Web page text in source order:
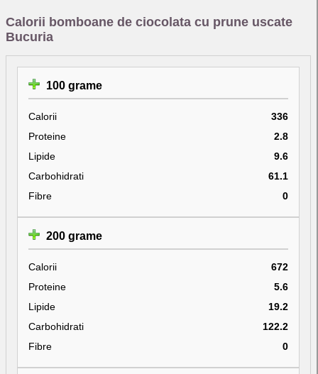
Calorii bomboane de ciocolata cu prune uscate
Bucuria
100 grame
Calorii
336
Proteine
2.8
Lipide
9.6
Carbohidrati
61.1
Fibre
0
200 grame
Calorii
672
Proteine
5.6
Lipide
19.2
Carbohidrati
122.2
Fibre
0